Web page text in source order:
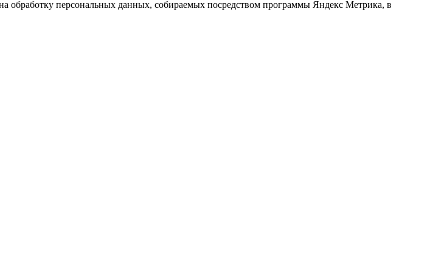
обработку персональных данных, собираемых посредством программы Яндекс Метрика, в